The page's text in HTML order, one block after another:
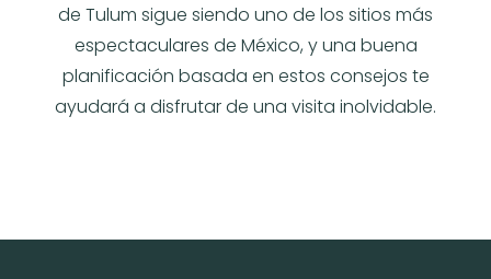
de Tulum sigue siendo uno de los sitios más
espectaculares de México, y una buena
planificación basada en estos consejos te
ayudará a disfrutar de una visita inolvidable.